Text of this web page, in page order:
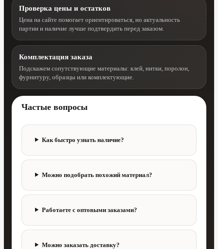
Проверка цены и остатков
Цена на сайте помогает ориентироваться, но актуальность
партии и наличие лучше подтвердить перед заказом.
Комплектация заказа
Подскажем сопутствующие материалы: клей, нитки, поролон,
фурнитуру, образцы или комплектующие.
Частые вопросы
Как быстро узнать наличие?
Можно подобрать похожий материал?
Работаете с оптовыми заказами?
Можно заказать доставку?